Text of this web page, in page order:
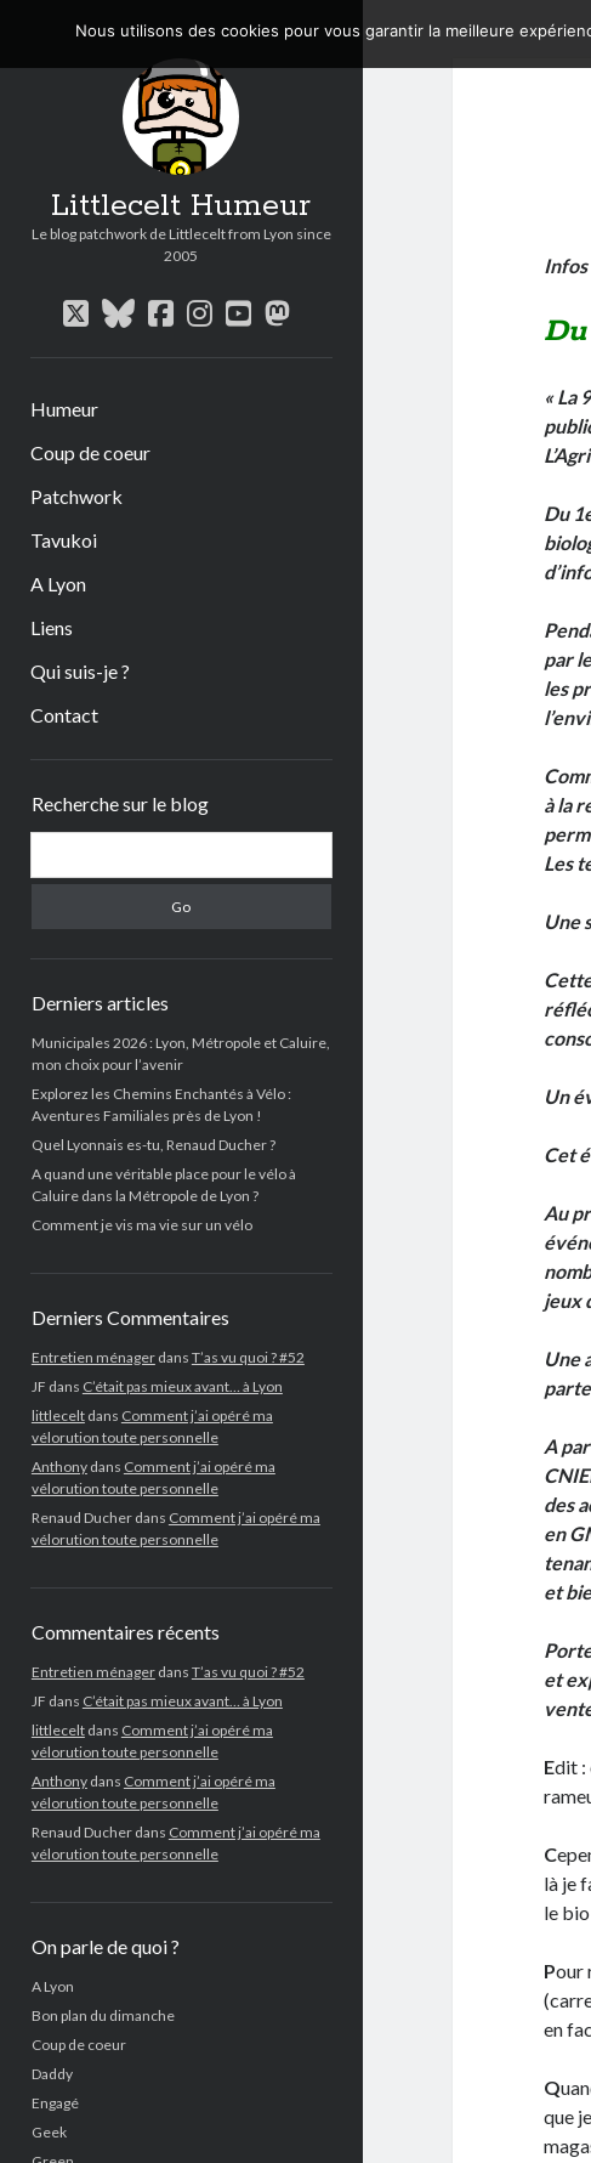
Littlecelt Humeur
Le blog patchwork de Littlecelt from Lyon since
2005
twitterbluesky
facebook
instagram
youtube
mastodon
Humeur
Coup de coeur
Patchwork
Tavukoi
A Lyon
Liens
Qui suis-je ?
Contact
Recherche sur le blog
Derniers articles
Municipales 2026 : Lyon, Métropole et Caluire,
mon choix pour l’avenir
Explorez les Chemins Enchantés à Vélo :
Aventures Familiales près de Lyon !
Quel Lyonnais es-tu, Renaud Ducher ?
A quand une véritable place pour le vélo à
Caluire dans la Métropole de Lyon ?
Comment je vis ma vie sur un vélo
Derniers Commentaires
Entretien ménagerdans T’as vu quoi ? #52
JF dans C’était pas mieux avant… à Lyon
littleceltdans Comment j’ai opéré ma
vélorution toute personnelle
Anthonydans Comment j’ai opéré ma
vélorution toute personnelle
Renaud Ducherdans Comment j’ai opéré ma
vélorution toute personnelle
Commentaires récents
Entretien ménagerdans T’as vu quoi ? #52
JF dans C’était pas mieux avant… à Lyon
littleceltdans Comment j’ai opéré ma
vélorution toute personnelle
Anthonydans Comment j’ai opéré ma
vélorution toute personnelle
Renaud Ducherdans Comment j’ai opéré ma
vélorution toute personnelle
On parle de quoi ?
A Lyon
Bon plan du dimanche
Coup de coeur
Daddy
Engagé
Geek
« La
Du
par
les
à la
Les
Une
Un
Cet
Au
jeux
Une
A
des
en
et
et
Edit :
C
là je
le
Pour
en
Q
que
Nous utilisons des cookies pour vous garantir la meilleure